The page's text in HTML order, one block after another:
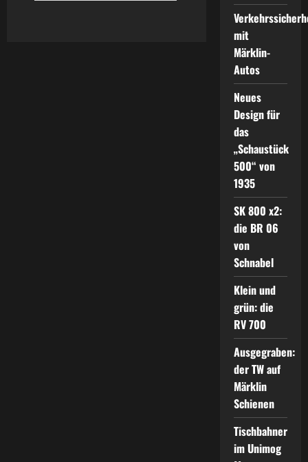
mit
Märklin-
Autos
Neues
Design für
das
„Schaustück
500“ von
1935
SK 800 x2:
die BR 06
von
Schnabel
Klein und
grün: die
RV 700
Ausgegraben:
der TW auf
Märklin
Schienen
Tischbahner
im Unimog